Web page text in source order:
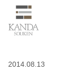
2014.08.13